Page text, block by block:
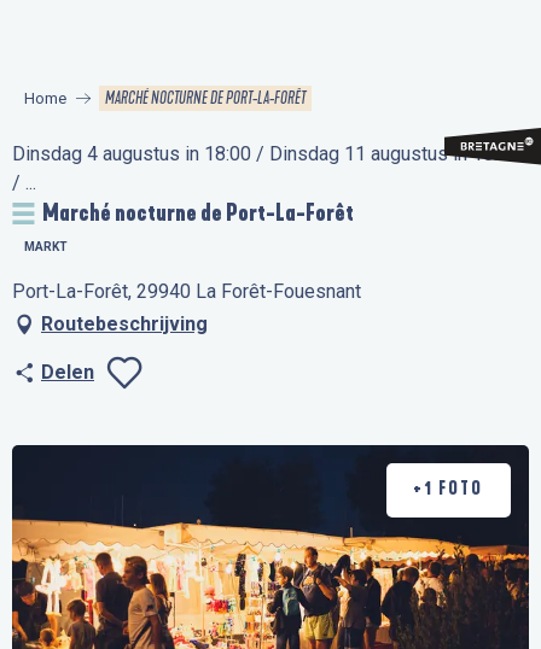
principal
Home MARCHÉ NOCTURNE DE PORT-LA-FORÊT
Dinsdag 4 augustus in 18:00 / Dinsdag 11 augustus in 18:00
/ ...
Marché nocturne de Port-La-Forêt
MARKT
Port-La-Forêt, 29940 La Forêt-Fouesnant
Routebeschrijving
Delen
+1 FOTO